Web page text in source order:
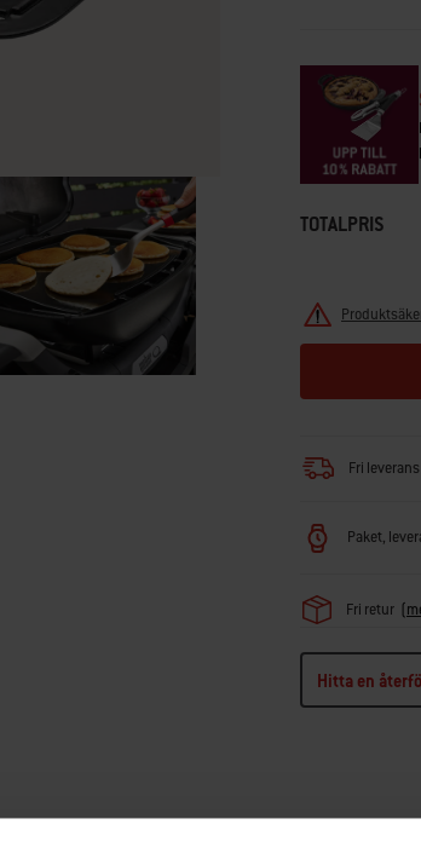
TOTALPRIS
Fri
Paket,
Fri retur (
Hitta en